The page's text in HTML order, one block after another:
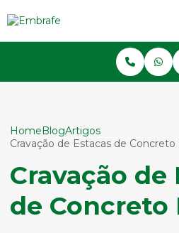
HomeBlogArtigos
Cravação de Estacas de
Cravação de
de Concreto